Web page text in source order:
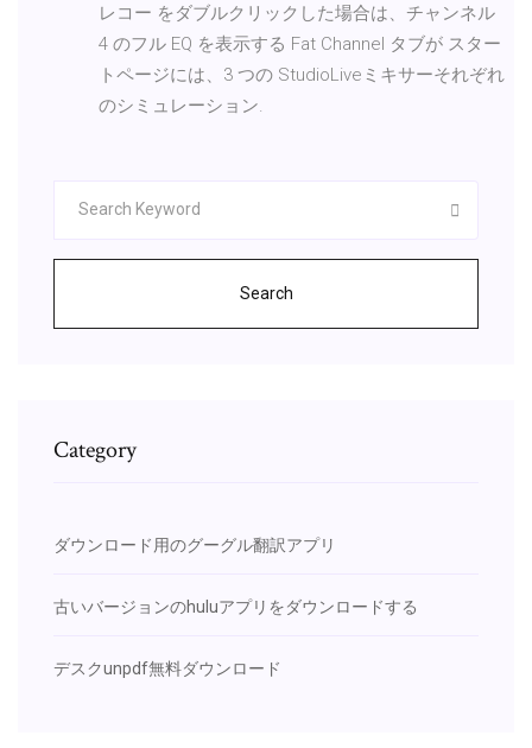
レコー をダブルクリックした場合は、チャンネル
4 のフル EQ を表示する Fat Channel タブが スター
トページには、3 つの StudioLiveミキサーそれぞれ
のシミュレーション.
Search
Category
ダウンロード用のグーグル翻訳アプリ
古いバージョンのhuluアプリをダウンロードする
デスクunpdf無料ダウンロード